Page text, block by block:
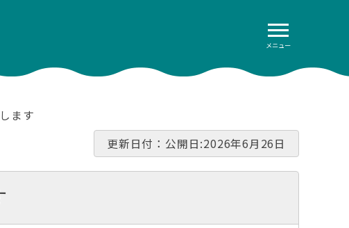
メニュー
ます
更新日付：公開日:2026年6月26日